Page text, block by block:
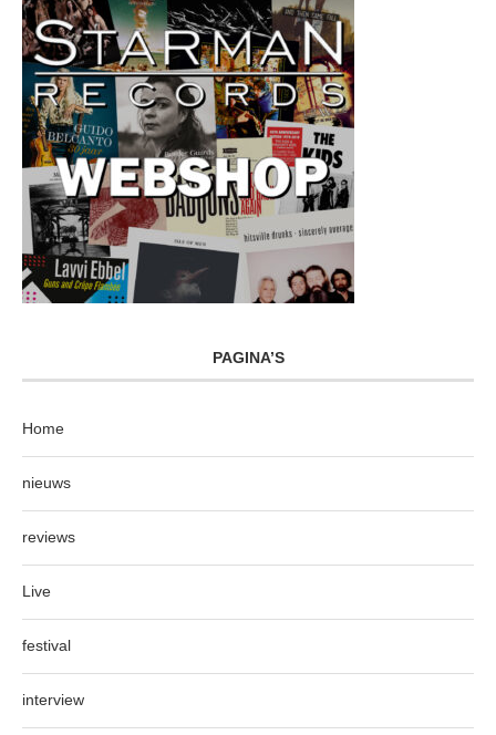
PAGINA’S
Home
nieuws
reviews
Live
festival
interview